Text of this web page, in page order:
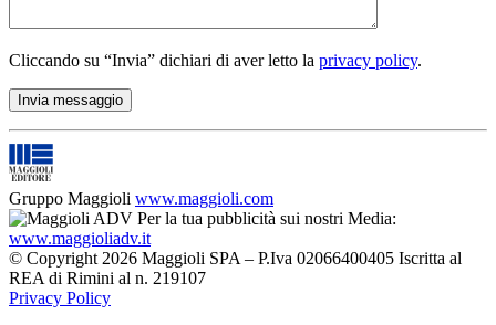
Cliccando su “Invia” dichiari di aver letto la privacy policy.
Gruppo Maggioli www.maggioli.com
Per la tua pubblicità sui nostri Media:
www.maggioliadv.it
© Copyright 2026 Maggioli SPA – P.Iva 02066400405 Iscritta al
REA di Rimini al n. 219107
Privacy Policy